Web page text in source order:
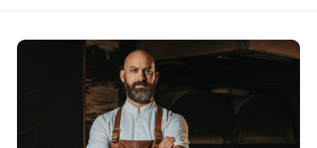
筆搜尋結果